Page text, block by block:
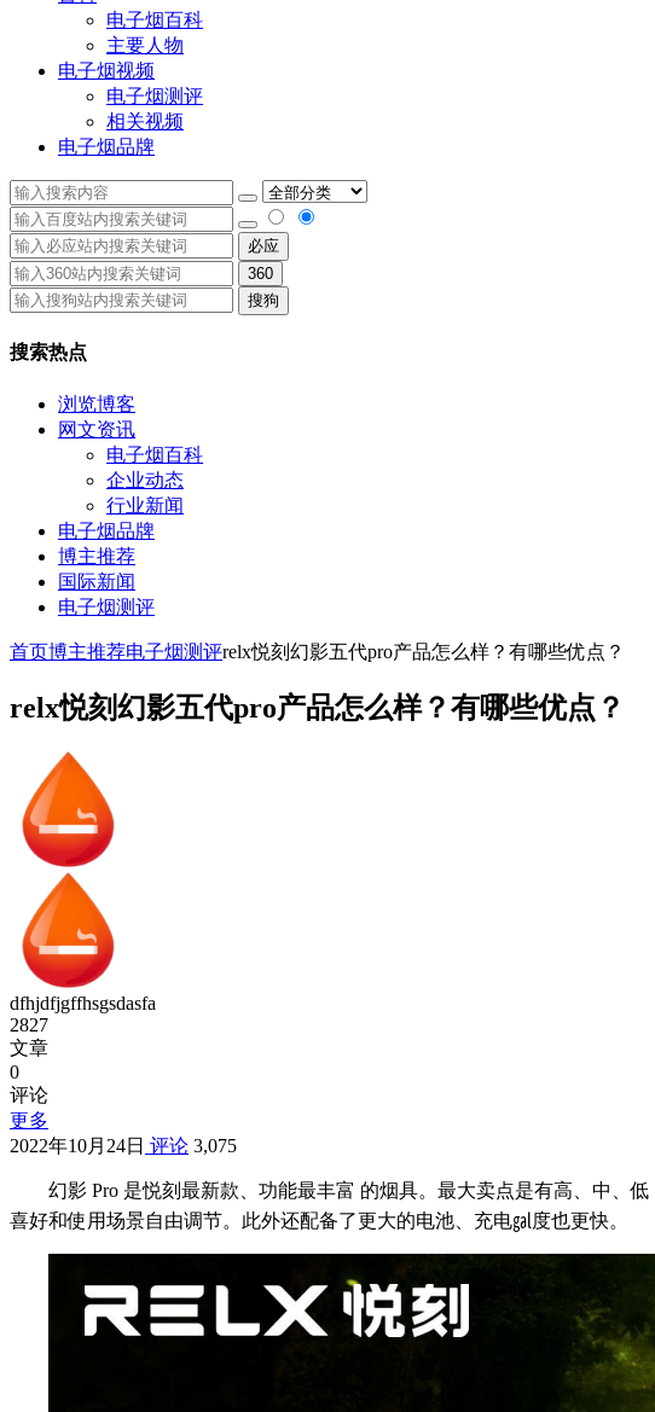
电子烟百科
主要人物
电子烟视频
电子烟测评
相关视频
电子烟品牌
必应
360
搜狗
搜索热点
浏览博客
网文资讯
电子烟百科
企业动态
行业新闻
电子烟品牌
博主推荐
国际新闻
电子烟测评
首页博主推荐电子烟测评relx悦刻幻影五代pro产品怎么样？有哪些优点？
relx悦刻幻影五代pro产品怎么样？有哪些优点？
dfhjdfjgffhsgsdasfa
2827
文章
0
评论
更多
2022年10月24日 评论 3,075
幻影 Pro 是悦刻最新款、功能最丰富 的烟具。最大卖点是有高、中、
喜好和使用场景自由调节。此外还配备了更大的电池、充电㏿度也更快。